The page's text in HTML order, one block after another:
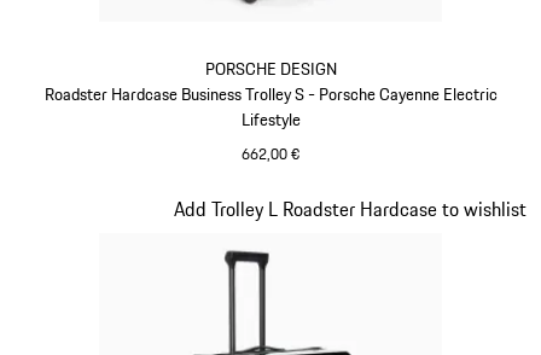
PORSCHE DESIGN
Roadster Hardcase Business Trolley S - Porsche Cayenne Electric
Lifestyle
662,00 €
Add Trolley L Roadster Hardcase to wishlist